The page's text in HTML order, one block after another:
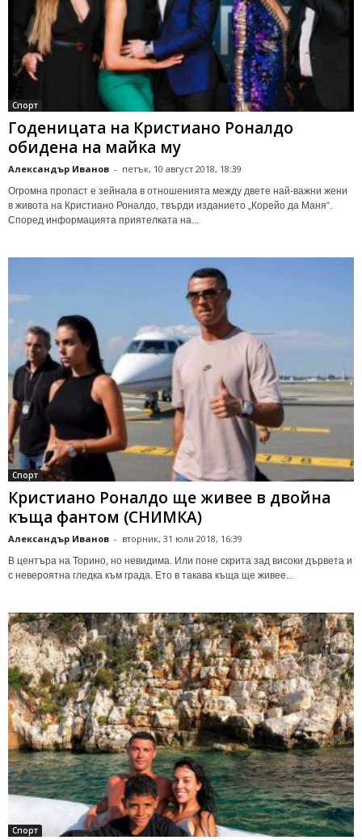
Спорт
Годеницата на Кристиано Роналдо
обидена на майка му
Александър Иванов - петък, 10 август 2018, 18:39
Огромна пропаст е зейнала в отношенията между двете най-важни жени
в живота на Кристиано Роналдо, твърди изданието „Корейо да Маня“.
Според информацията приятелката на...
Спорт
Кристиано Роналдо ще живее в двойна
къща фантом (СНИМКА)
Александър Иванов - вторник, 31 юли 2018, 16:39
В центъра на Торино, но невидима. Или поне скрита зад високи дървета и
с невероятна гледка към града. Ето в такава къща ще живее...
Спорт